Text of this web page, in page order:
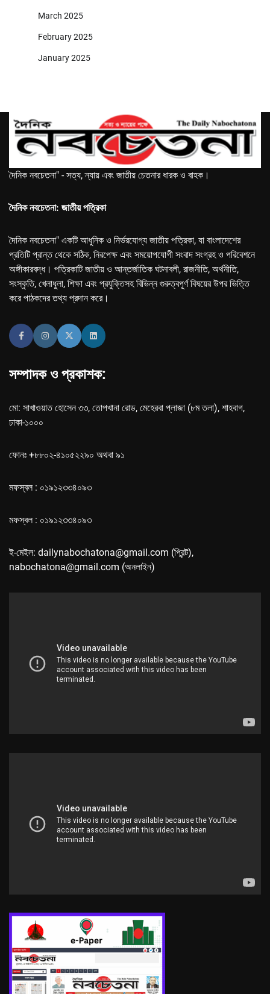
March 2025
February 2025
January 2025
দৈনিক নবচেতনা" - সত্য, ন্যায় এবং জাতীয় চেতনার ধারক ও বাহক।
দৈনিক নবচেতনা: জাতীয় পত্রিকা
দৈনিক নবচেতনা" একটি আধুনিক ও নির্ভরযোগ্য জাতীয় পত্রিকা, যা বাংলাদেশের
প্রতিটি প্রান্ত থেকে সঠিক, নিরপেক্ষ এবং সময়োপযোগী সংবাদ সংগ্রহ ও পরিবেশনে
অঙ্গীকারবদ্ধ। পত্রিকাটি জাতীয় ও আন্তর্জাতিক ঘটনাবলী, রাজনীতি, অর্থনীতি,
সংস্কৃতি, খেলাধুলা, শিক্ষা এবং প্রযুক্তিসহ বিভিন্ন গুরুত্বপূর্ণ বিষয়ের উপর ভিত্তি
করে পাঠকদের তথ্য প্রদান করে।
সম্পাদক ও প্রকাশক:
মো: সাখাওয়াত হোসেন ৩৩, তোপখানা রোড, মেহেরবা প্লাজা (৮ম তলা), শাহবাগ,
ঢাকা-১০০০
ফোনঃ +৮৮০২-৪১০৫২২৯০ অথবা ৯১
মফস্বল : ০১৯১২৩৩৪০৯৩
মফস্বল : ০১৯১২৩৩৪০৯৩
ই-মেইল: dailynabochatona@gmail.com (প্রিন্ট),
nabochatona@gmail.com (অনলাইন)